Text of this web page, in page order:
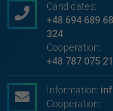
Candidates:
+48 694 689
324
Cooperation:
+48 787 075
Information:
Cooperation: